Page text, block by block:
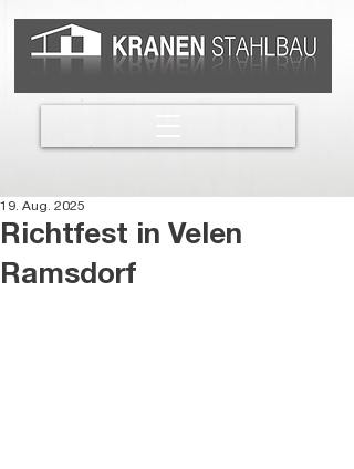
Richtfest in Velen
Ramsdorf
19. Aug. 2025